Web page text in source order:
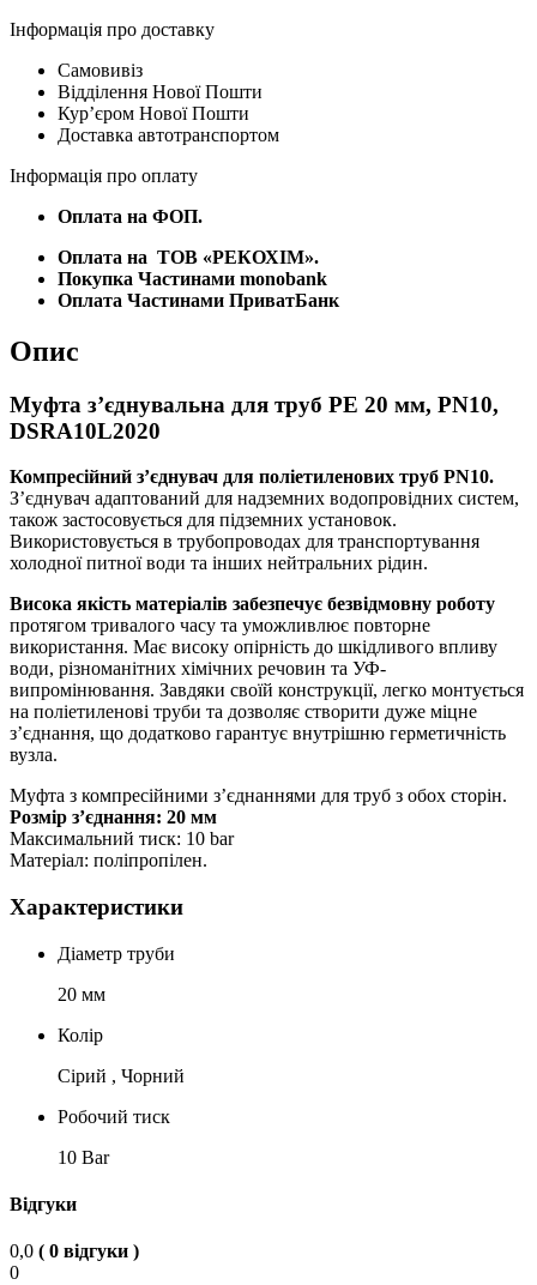
Інформація про доставку
Самовивіз
Відділення Нової Пошти
Курʼєром Нової Пошти
Доставка автотранспортом
Інформація про оплату
Оплата на ФОП.
Оплата на ТОВ «РЕКОХІМ».
Покупка Частинами monobank
Оплата Частинами ПриватБанк
Опис
Муфта з’єднувальна для труб PE 20 мм, PN10,
DSRA10L2020
Компресійний з’єднувач для поліетиленових труб PN10.
З’єднувач адаптований для надземних водопровідних систем,
також застосовується для підземних установок.
Використовується в трубопроводах для транспортування
холодної питної води та інших нейтральних рідин.
Висока якість матеріалів забезпечує безвідмовну роботу
протягом тривалого часу та уможливлює повторне
використання. Має високу опірність до шкідливого впливу
води, різноманітних хімічних речовин та УФ-
випромінювання. Завдяки своїй конструкції, легко монтується
на поліетиленові труби та дозволяє створити дуже міцне
з’єднання, що додатково гарантує внутрішню герметичність
вузла.
Муфта з компресійними з’єднаннями для труб з обох сторін.
Розмір з’єднання: 20 мм
Максимальний тиск: 10 bar
Матеріал: поліпропілен.
Характеристики
Діаметр труби
20 мм
Колір
Сірий , Чорний
Робочий тиск
10 Bar
Відгуки
0,0 ( 0 відгуки )
0